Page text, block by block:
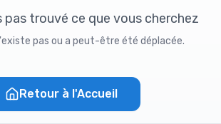
pas trouvé ce que vous cherchez
pas ou a peut-être été déplacée.
Retour à l'Accueil